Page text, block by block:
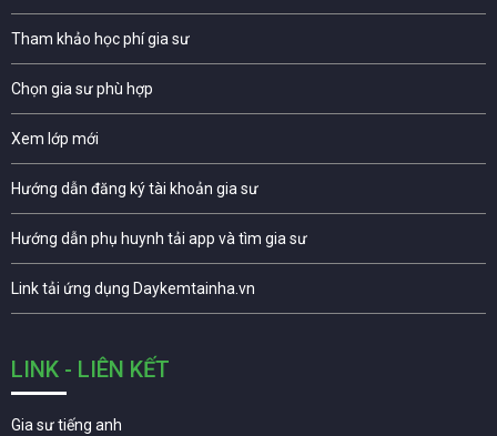
Tham khảo học phí gia sư
Chọn gia sư phù hợp
Xem lớp mới
Hướng dẫn đăng ký tài khoản gia sư
Hướng dẫn phụ huynh tải app và tìm gia sư
Link tải ứng dụng Daykemtainha.vn
LINK - LIÊN KẾT
Gia sư tiếng anh